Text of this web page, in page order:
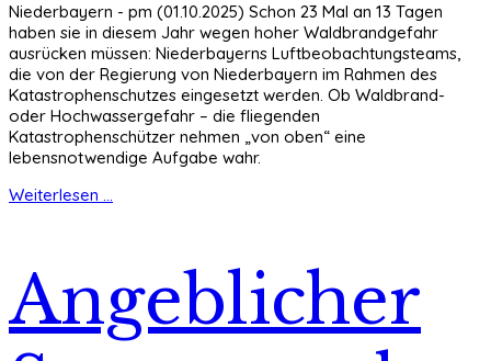
Niederbayern - pm (01.10.2025) Schon 23 Mal an 13 Tagen
haben sie in diesem Jahr wegen hoher Waldbrandgefahr
ausrücken müssen: Niederbayerns Luftbeobachtungsteams,
die von der Regierung von Niederbayern im Rahmen des
Katastrophenschutzes eingesetzt werden. Ob Waldbrand-
oder Hochwassergefahr – die fliegenden
Katastrophenschützer nehmen „von oben“ eine
lebensnotwendige Aufgabe wahr.
Weiterlesen ...
Angeblicher